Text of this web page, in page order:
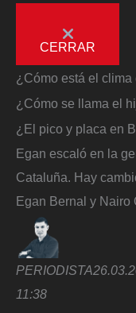
CERRAR
¿Cómo está el clima
¿Cómo se llama el
¿El pico y placa en
Egan escaló en la
Cataluña. Hay
Egan Bernal y Nairo
PERIODISTA
11:38